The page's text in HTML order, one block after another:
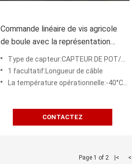
Commande linéaire de vis agricole
de boule avec la représentation
d'écurie de commutateurs de limite
Type de capteur:CAPTEUR DE POT/HALL
1 facultatif:Longueur de câble
La température opérationnelle:-40°C/65°C (- 104°F/150°)
CONTACTEZ
Page 1 of 2 |<